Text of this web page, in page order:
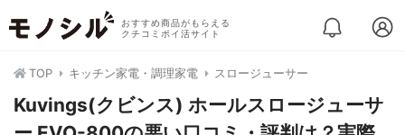
おすすめ商品がもらえる
クチコミポイ活サイト
TOP キッチン家電・調理家電 スロージューサー
Kuvings(クビンス) ホールスロージューサ